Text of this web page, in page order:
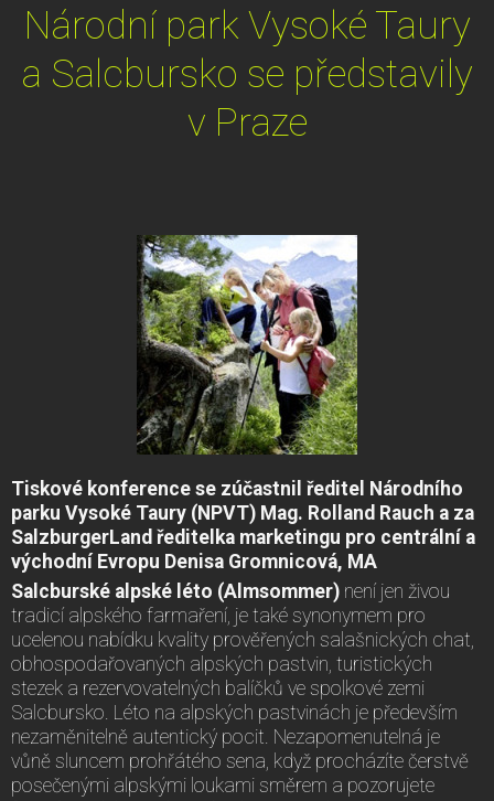
Národní park Vysoké Taury
a Salcbursko se představily
v Praze
Tiskové konference se zúčastnil ředitel Národního
parku Vysoké Taury (NPVT) Mag. Rolland Rauch a za
SalzburgerLand ředitelka marketingu pro centrální a
východní Evropu Denisa Gromnicová, MA
Salcburské alpské léto (Almsommer) není jen živou
tradicí alpského farmaření, je také synonymem pro
ucelenou nabídku kvality prověřených salašnických chat,
obhospodařovaných alpských pastvin, turistických
stezek a rezervovatelných balíčků ve spolkové zemi
Salcbursko. Léto na alpských pastvinách je především
nezaměnitelně autentický pocit. Nezapomenutelná je
vůně sluncem prohřátého sena, když procházíte čerstvě
posečenými alpskými loukami směrem a pozorujete